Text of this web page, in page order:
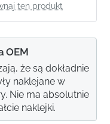
ten produkt
OEM
że są dokładnie
naklejane w
Nie ma absolutnie
naklejki.